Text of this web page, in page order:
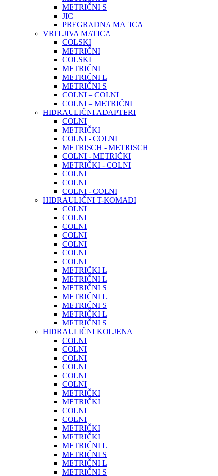
METRIČNI S
JIC
PREGRADNA MATICA
VRTLJIVA MATICA
COLSKI
METRIČNI
COLSKI
METRIČNI
METRIČNI L
METRIČNI S
COLNI – COLNI
COLNI – METRIČNI
HIDRAULIČNI ADAPTERI
COLNI
METRIČKI
COLNI - COLNI
METRISCH - METRISCH
COLNI - METRIČKI
METRIČKI - COLNI
COLNI
COLNI
COLNI - COLNI
HIDRAULIČNI T-KOMADI
COLNI
COLNI
COLNI
COLNI
COLNI
COLNI
COLNI
METRIČKI L
METRIČNI L
METRIČNI S
METRIČNI L
METRIČNI S
METRIČKI L
METRIČNI S
HIDRAULIČNI KOLJENA
COLNI
COLNI
COLNI
COLNI
COLNI
COLNI
METRIČKI
METRIČKI
COLNI
COLNI
METRIČKI
METRIČKI
METRIČNI L
METRIČNI S
METRIČNI L
METRIČNI S